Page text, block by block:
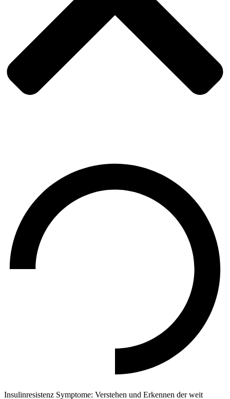
Insulinresistenz Symptome: Verstehen und Erkennen der weit